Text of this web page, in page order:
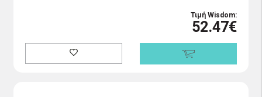
Τιμή Wisdom:
52.47€